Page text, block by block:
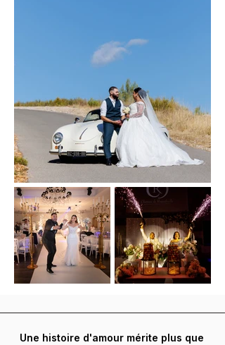
Une histoire d'amour mérite plus que